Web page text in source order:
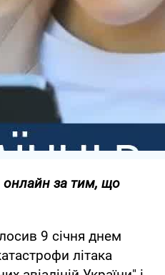
онлайн за тим, що
9 січня днем
літака